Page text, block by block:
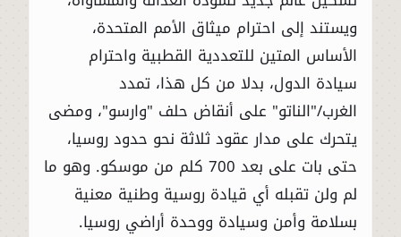
ويستند إلى احترام ميثاق الأمم المتحدة،
الأساس المتين للتعددية القطبية واحترام
سيادة الدول، بدلا من كل هذا، تمدد
الغرب/"الناتو" على أنقاض حلف "وارسو"، ومضى
يتحرك على مدار عقود ثلاثة نحو حدود روسيا،
حتى بات على بعد 700 كلم من موسكو. وهو ما
لم ولن تقبله أي قيادة روسية وطنية معنية
بسلامة وأمن وسيادة ووحدة أراضي روسيا.